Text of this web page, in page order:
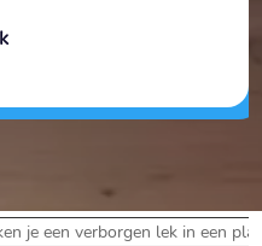
je een verborgen lek in een